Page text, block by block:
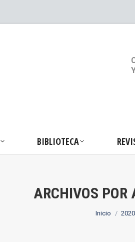
BIBLIOTECA
ARCHIVOS POR
Estás aquí:
Inicio 2020